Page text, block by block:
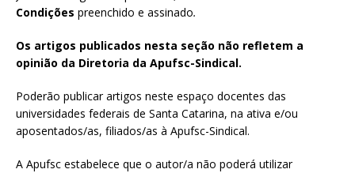
Condições preenchido e assinado.
Os artigos publicados nesta seção não refletem a
opinião da Diretoria da Apufsc-Sindical.
Poderão publicar artigos neste espaço docentes das
universidades federais de Santa Catarina, na ativa e/ou
aposentados/as, filiados/as à Apufsc-Sindical.
A Apufsc estabelece que o autor/a não poderá utilizar